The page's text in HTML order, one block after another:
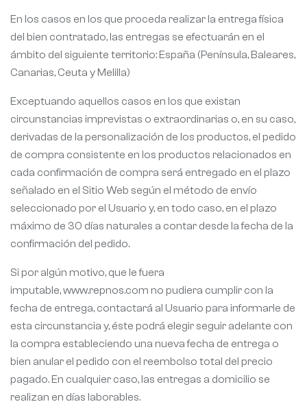
En los casos en los que proceda realizar la entrega física
del bien contratado, las entregas se efectuarán en el
ámbito del siguiente territorio: España (Península, Baleares,
Canarias, Ceuta y Melilla)
Exceptuando aquellos casos en los que existan
circunstancias imprevistas o extraordinarias o, en su caso,
derivadas de la personalización de los productos, el pedido
de compra consistente en los productos relacionados en
cada confirmación de compra será entregado en el plazo
señalado en el Sitio Web según el método de envío
seleccionado por el Usuario y, en todo caso, en el plazo
máximo de 30 días naturales a contar desde la fecha de la
confirmación del pedido.
Si por algún motivo, que le fuera
imputable, www.repnos.com no pudiera cumplir con la
fecha de entrega, contactará al Usuario para informarle de
esta circunstancia y, éste podrá elegir seguir adelante con
la compra estableciendo una nueva fecha de entrega o
bien anular el pedido con el reembolso total del precio
pagado. En cualquier caso, las entregas a domicilio se
realizan en días laborables.